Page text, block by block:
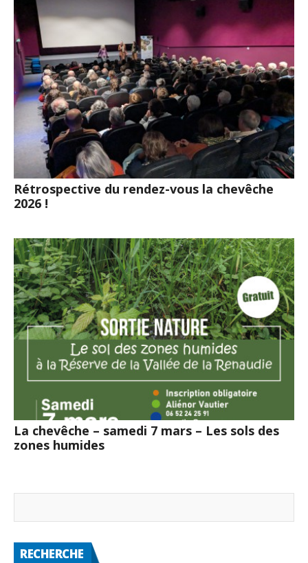
Rétrospective du rendez-vous la chevêche
2026 !
La chevêche – samedi 7 mars – Les sols des
zones humides
RECHERCHE